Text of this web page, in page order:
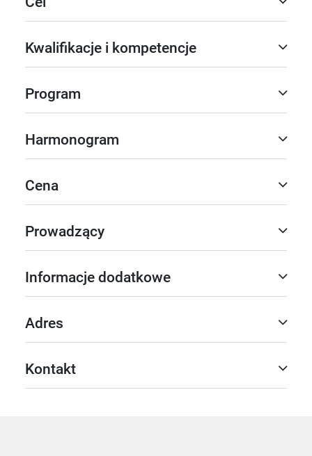
Kwalifikacje i kompetencje
Program
Harmonogram
Cena
Prowadzący
Informacje dodatkowe
Adres
Kontakt